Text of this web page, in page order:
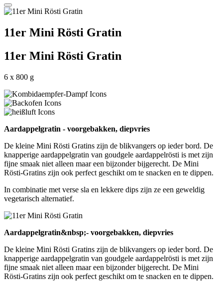
11er Mini Rösti Gratin
11er Mini Rösti Gratin
6 x 800 g
Aardappelgratin - voorgebakken, diepvries
De kleine Mini Rösti Gratins zijn de blikvangers op ieder bord. De
knapperige aardappelgratin van goudgele aardappelrösti is met zijn
fijne smaak niet alleen maar een bijzonder bijgerecht. De Mini
Rösti-Gratins zijn ook perfect geschikt om te snacken en te dippen.
In combinatie met verse sla en lekkere dips zijn ze een geweldig
vegetarisch alternatief.
Aardappelgratin&nbsp;- voorgebakken, diepvries
De kleine Mini Rösti Gratins zijn de blikvangers op ieder bord. De
knapperige aardappelgratin van goudgele aardappelrösti is met zijn
fijne smaak niet alleen maar een bijzonder bijgerecht. De Mini
Rösti-Gratins zijn ook perfect geschikt om te snacken en te dippen.